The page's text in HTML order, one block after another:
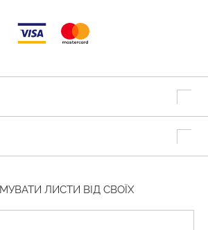
ЛИСТИ ВІД СВОЇХ